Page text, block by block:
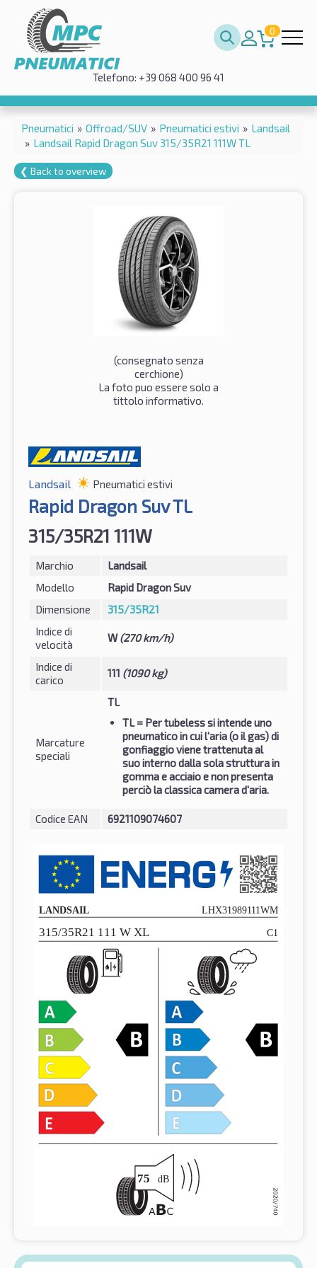
0
Telefono: +39 068 400 96 41
Pneumatici » Offroad/SUV » Pneumatici estivi » Landsail
» Landsail Rapid Dragon Suv 315/35R21 111W TL
❮ Back to overview
(consegnato senza
cerchione)
La foto puo essere solo a
tittolo informativo.
Landsail Pneumatici estivi
Rapid Dragon Suv TL
315/35R21 111W
Marchio
Landsail
Modello
Rapid Dragon Suv
Dimensione
315/35R21
Indice di
velocità
W(270 km/h)
Indice di
carico
111 (1090 kg)
Marcature
speciali
TL
TL= Per tubeless si intende uno
pneumatico in cui l'aria (o il gas) di
gonfiaggio viene trattenuta al
suo interno dalla sola struttura in
gomma e acciaio e non presenta
perciò la classica camera d'aria.
Codice EAN 6921109074607